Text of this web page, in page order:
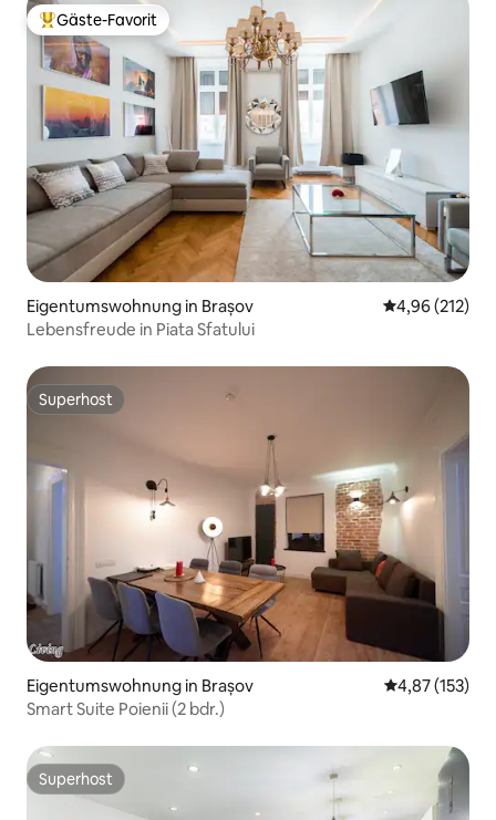
Beliebter Gäste-Favorit.
Gäste-Favorit
Eigentumswohnung in Brașov
4,96 (212)
Lebensfreude in Piata Sfatului
Superhost
Superhost
Eigentumswohnung in Brașov
4,87 (153)
Smart Suite Poienii (2 bdr.)
Superhost
Superhost